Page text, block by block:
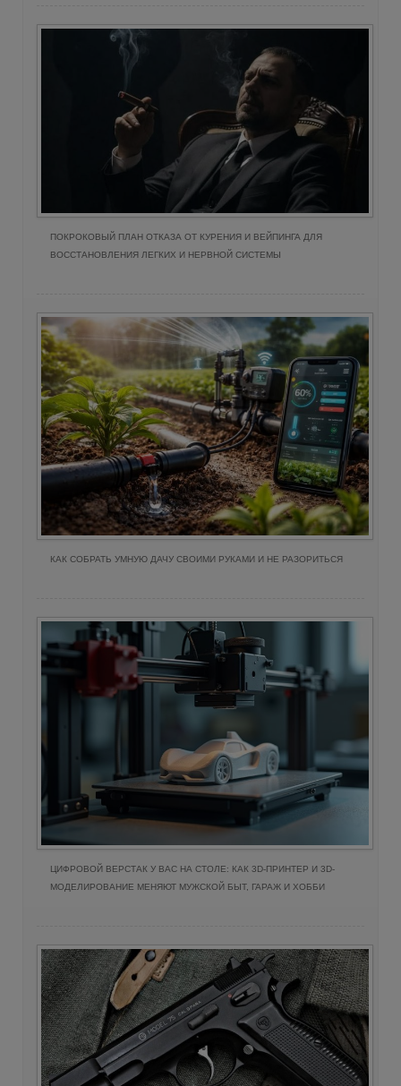
ПОКРОКОВЫЙ ПЛАН ОТКАЗА ОТ КУРЕНИЯ И ВЕЙПИНГА ДЛЯ
ВОССТАНОВЛЕНИЯ ЛЕГКИХ И НЕРВНОЙ СИСТЕМЫ
КАК СОБРАТЬ УМНУЮ ДАЧУ СВОИМИ РУКАМИ И НЕ РАЗОРИТЬСЯ
ЦИФРОВОЙ ВЕРСТАК У ВАС НА СТОЛЕ: КАК 3D-ПРИНТЕР И 3D-
МОДЕЛИРОВАНИЕ МЕНЯЮТ МУЖСКОЙ БЫТ, ГАРАЖ И ХОББИ